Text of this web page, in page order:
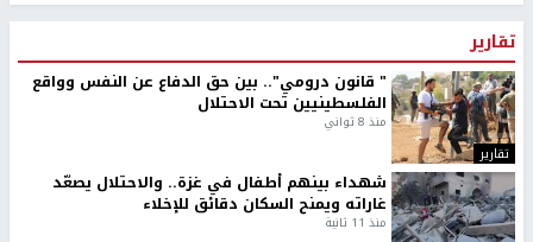
تقارير
تقارير
" قانون درومي".. بين حق الدفاع عن النفس وواقع
الفلسطينيين تحت الاحتلال
منذ 8 ثواني
شهداء بينهم أطفال في غزة.. والاحتلال يصعّد
غاراته ويمنح السكان دقائق للإخلاء
منذ 11 ثانية